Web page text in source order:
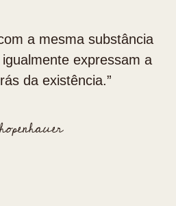
a mesma substância
expressam a
da existência.”